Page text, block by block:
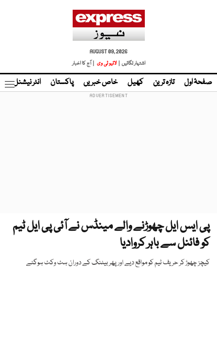
AUGUST 09, 2026
اشتہار لگائیں |
لائیو ٹی وی | آج کا اخبار
صفحۂ اول تازہ ترین کھیل خاص خبریں پاکستان انٹر نیشنل
پی ایس ایل چھوڑنے والے مینڈس نے آئی پی ایل ٹیم
کو فائنل سے باہر کروادیا
کیچز چھوڑ کر حریف ٹیم کو مواقع دیے اور پھر بیٹنگ کے دوران ہٹ وکٹ ہوگئے